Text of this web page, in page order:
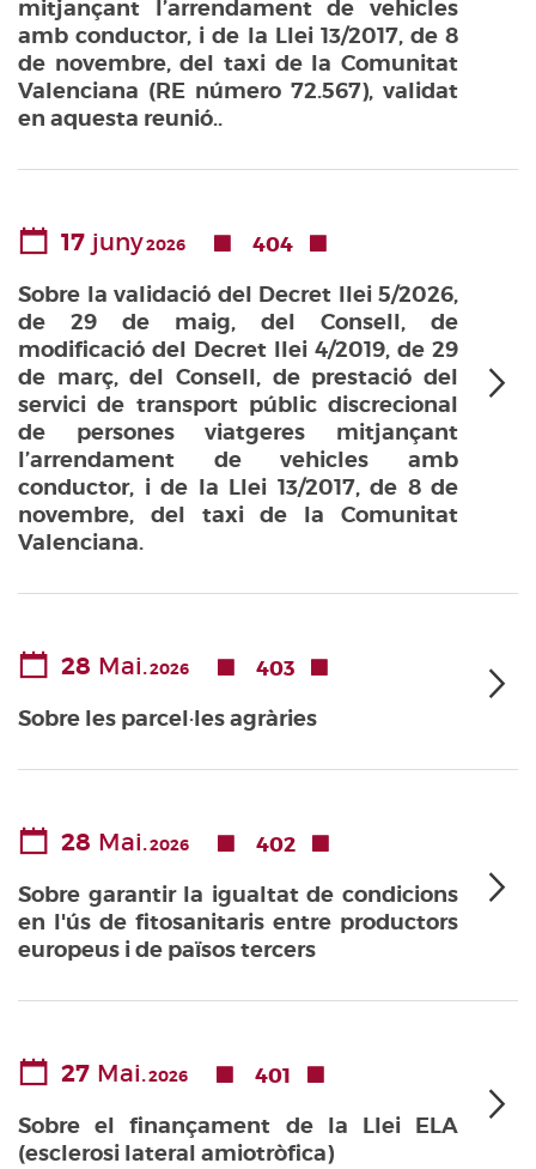
mitjançant l’arrendament de vehicles
amb conductor, i de la Llei 13/2017, de 8
de novembre, del taxi de la Comunitat
Valenciana (RE número 72.567), validat
en aquesta reunió..
17 juny2026 404
Sobre la validació del Decret llei 5/2026,
de 29 de maig, del Consell, de
modificació del Decret llei 4/2019, de 29
de març, del Consell, de prestació del
servici de transport públic discrecional
de persones viatgeres mitjançant
l’arrendament de vehicles amb
conductor, i de la Llei 13/2017, de 8 de
novembre, del taxi de la Comunitat
Valenciana.
28 Mai.2026 403
Sobre les parcel·les agràries
28 Mai.2026 402
Sobre garantir la igualtat de condicions
en l'ús de fitosanitaris entre productors
europeus i de països tercers
27 Mai.2026 401
Sobre el finançament de la Llei ELA
(esclerosi lateral amiotròfica)